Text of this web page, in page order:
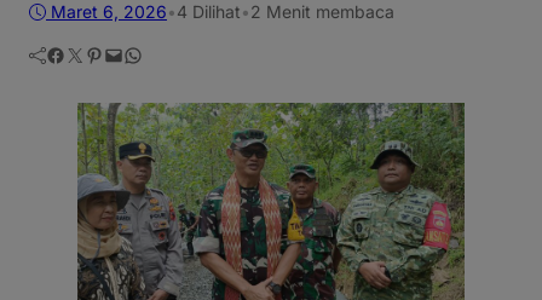
Maret 6, 2026•4 Dilihat•2 Menit membaca
Facebook Twitter Pinterest Mail WhatsApp